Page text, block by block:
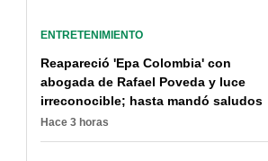
ENTRETENIMIENTO
Reapareció 'Epa Colombia' con
abogada de Rafael Poveda y luce
irreconocible; hasta mandó saludos
Hace 3 horas